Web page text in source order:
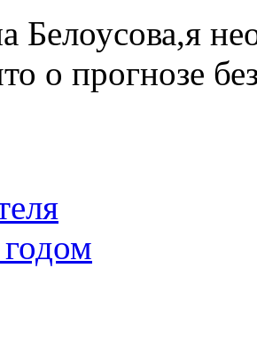
Белоусова,я
о прогнозе